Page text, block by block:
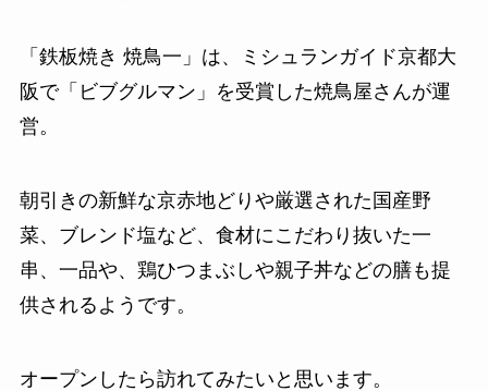
「鉄板焼き 焼鳥一」は、ミシュランガイド京都大
阪で「ビブグルマン」を受賞した焼鳥屋さんが運
営。
朝引きの新鮮な京赤地どりや厳選された国産野
菜、ブレンド塩など、食材にこだわり抜いた一
串、一品や、鶏ひつまぶしや親子丼などの膳も提
供されるようです。
オープンしたら訪れてみたいと思います。